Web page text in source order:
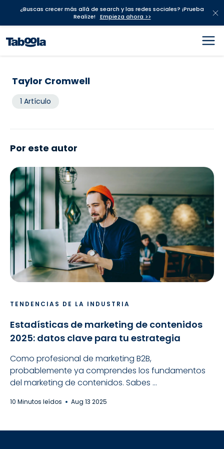
¿Buscas crecer más allá de search y las redes sociales? ¡Prueba
Realize! Empieza ahora >>
Taylor Cromwell
1 Artículo
Por este autor
TENDENCIAS DE LA INDUSTRIA
Estadísticas de marketing de contenidos
2025: datos clave para tu estrategia
Como profesional de marketing B2B,
probablemente ya comprendes los fundamentos
del marketing de contenidos. Sabes ...
10 Minutos leídos Aug 13 2025